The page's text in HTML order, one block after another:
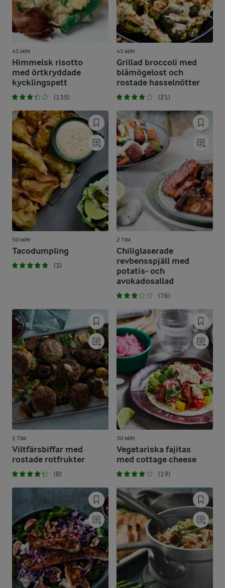
45 MIN
Himmelsk risotto
med örtkryddade
kycklingspett
(135)
45 MIN
Grillad broccoli med
blåmögelost och
rostade hasselnötter
(21)
50 MIN
Tacodumpling
(3)
2 TIM
Chiliglaserade
revbensspjäll med
potatis- och
avokadosallad
(76)
1 TIM
Viltfärsbiffar med
rostade rotfrukter
(8)
30 MIN
Vegetariska fajitas
med cottage cheese
(19)